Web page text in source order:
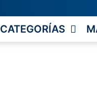
CATEGORÍAS